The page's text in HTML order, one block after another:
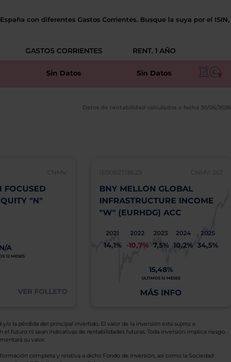
con diferentes Gastos Corrientes. Busque la suya por el ISIN,
GASTOS CORRIENTES RENT. 1 AÑO
Sin Datos Sin Datos
Datos de rentabilidad calculados a fecha 30/06/2026
CNMV:
FOCUSED
"N"
N/A
12 MESES
VER FOLLETO
IE00BZ17BL29 CNMV: 267
BNY MELLON GLOBAL
INFRASTRUCTURE INCOME
"W" (EURHDG) ACC
2021
14,1%
2022
-10,7%
2023
7,5%
2024
10,2%
2025
34,5%
15,48%
ÚLTIMOS 12 MESES
MÁS INFO
o la pérdida del principal invertido. El valor de la inversión está sujeto a
futuro ni sean indicativas de rentabilidades futuras. Toda inversión implica riesgo.
su valor.
completa y relativa a dicho Fondo de Inversión, así como la Sociedad